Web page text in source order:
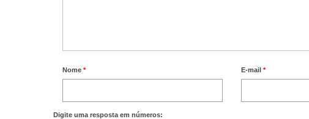
Nome * E-mail*
Digite uma resposta em números: